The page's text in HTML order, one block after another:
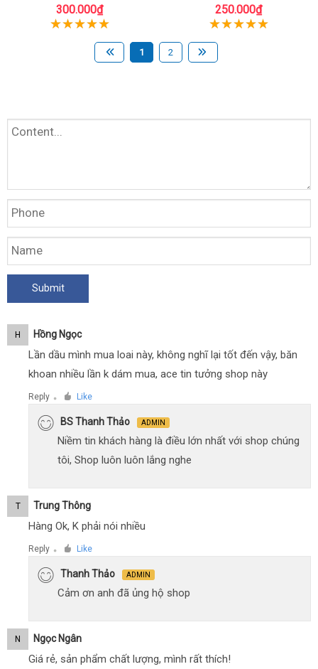
300.000₫ 250.000₫
1 2
H Hồng Ngọc
Lần dầu mình mua loai này, không nghĩ lại tốt đến vậy, băn
khoan nhiều lần k dám mua, ace tin tưởng shop này
Reply ● Like
BS Thanh Thảo ADMIN
Niềm tin khách hàng là điều lớn nhất với shop chúng
tôi, Shop luôn luôn lắng nghe
T Trung Thông
Hàng Ok, K phải nói nhiều
Reply ● Like
Thanh Thảo ADMIN
Cảm ơn anh đã ủng hộ shop
N Ngọc Ngân
Giá rẻ, sản phẩm chất lượng, mình rất thích!